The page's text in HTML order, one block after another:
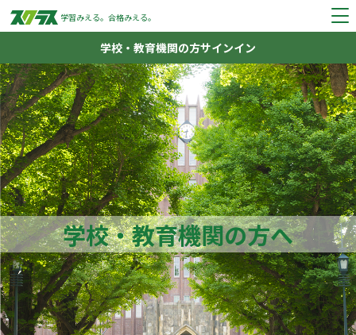
学習みえる。合格みえる。
学校・教育機関の方サインイン
学校・教育機関の方へ